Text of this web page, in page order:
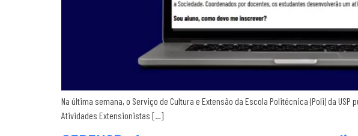
Na última semana, o Serviço de Cultura e Extensão da Escola Politécnica (Poli) da
Atividades Extensionistas […]